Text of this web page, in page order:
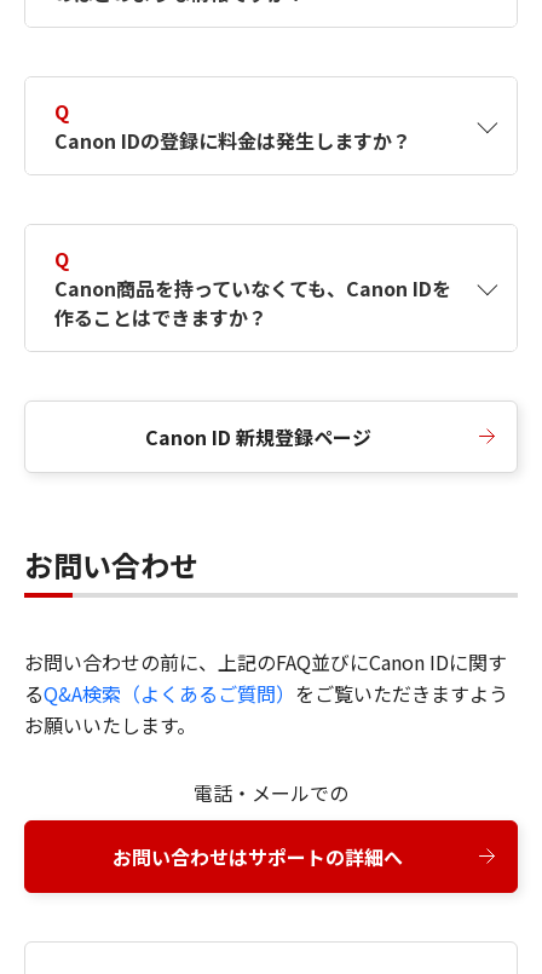
択したサービスから取得します。アカウントを
簡単に作成できるように、この情報を使用して
Canon IDの登録フォームを入力します。
Q
Canon IDの登録に料金は発生しますか？
Q
Canon商品を持っていなくても、Canon IDを
作ることはできますか？
Canon ID 新規登録ページ
お問い合わせ
お問い合わせの前に、上記のFAQ並びにCanon IDに関す
るQ&A検索（よくあるご質問） をご覧いただきますよう
お願いいたします。
電話・メールでの
お問い合わせはサポートの詳細へ